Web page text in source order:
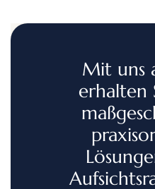
Mit uns
erhalten